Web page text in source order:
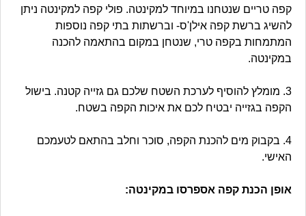
קפה טריים שנטחנו במיוחד למקינטה. פולי קפה למקינטה ניתן
להשיג ברשת קפה אילן'ס- וברשתות בתי קפה נוספות
המתמחות בקפה טרי, שנטחן במקום בהתאמה להכנה
במקינטה.
3. מומלץ להוסיף לערכת השטח שלכם גם גזייה קטנה. בישול
הקפה בגזייה יבטיח לכם את איכות הקפה בשטח.
4. בקבוק מים להכנת הקפה, סוכר וחלב בהתאם לטעמכם
האישי.
אופן הכנת קפה אספרסו במקינטה: